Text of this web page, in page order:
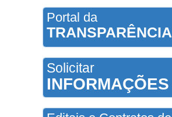
Portal da
TRANSPARÊNCIA
Solicitar
INFORMAÇÕES